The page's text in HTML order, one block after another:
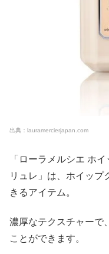
出典：lauramercierjapan.com
「ローラメルシエ ホ
リュレ」は、ホイップ
きるアイテム。
濃厚なテクスチャーで
ことができます。